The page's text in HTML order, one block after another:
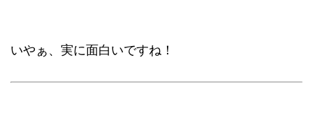
いやぁ、実に面白いですね！